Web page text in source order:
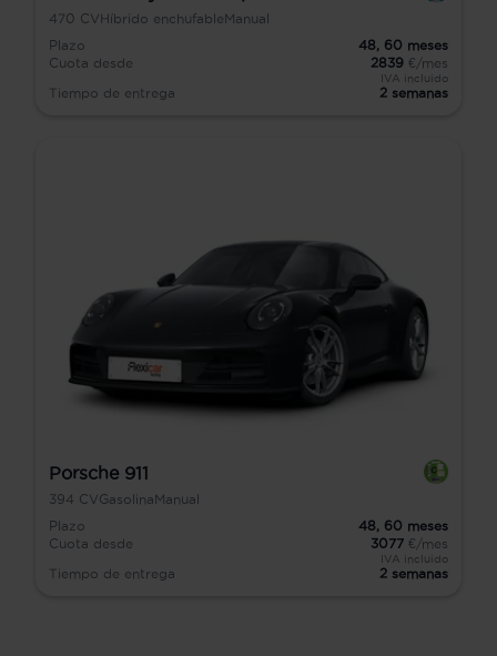
470 CV Híbrido enchufable Manual
Plazo
48, 60 meses
Cuota desde
2839 €/mes
IVA incluido
Tiempo de entrega 2 semanas
Porsche 911
394 CVGasolina Manual
Plazo
48, 60 meses
Cuota desde
3077 €/mes
IVA incluido
Tiempo de entrega 2 semanas